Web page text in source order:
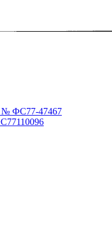
№ ФС77-47467